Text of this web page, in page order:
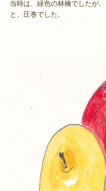
当時は、緑色の林檎でしたが
と、圧巻でした。